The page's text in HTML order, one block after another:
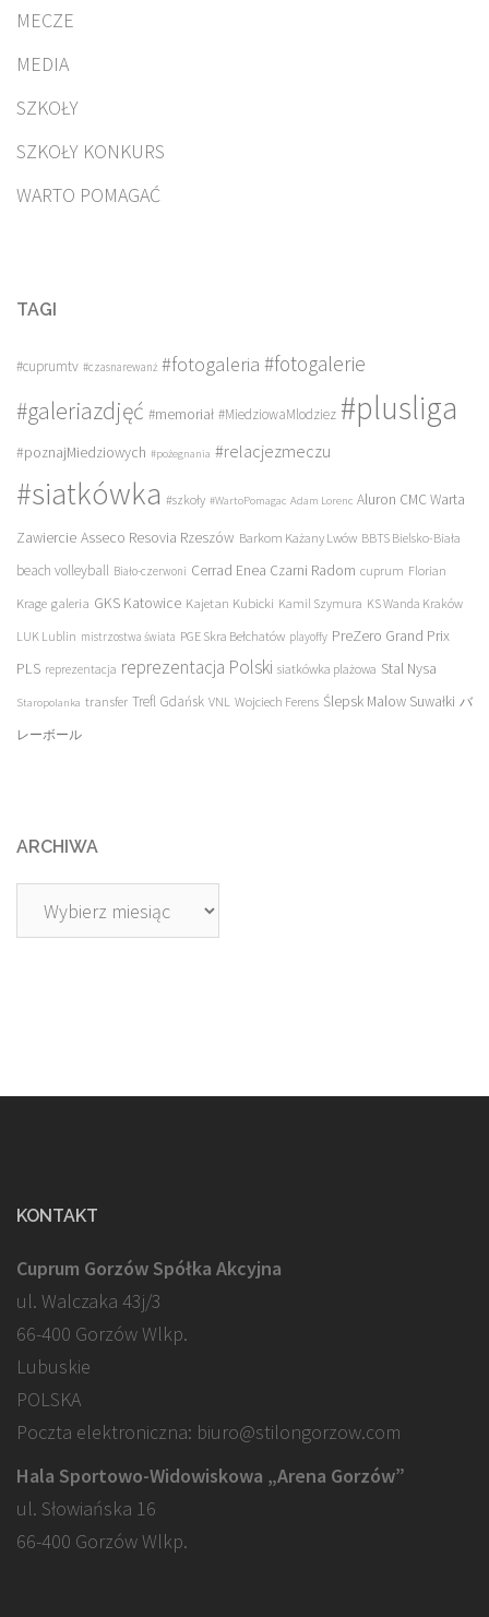
MECZE
MEDIA
SZKOŁY
SZKOŁY KONKURS
WARTO POMAGAĆ
TAGI
#cuprumtv #czasnarewanż #fotogaleria #fotogalerie
#galeriazdjęć #memoriał #MiedziowaMlodziez #plusliga
#poznajMiedziowych #pożegnania #relacjezmeczu
#siatkówka #szkoły #WartoPomagac Adam Lorenc Aluron CMC Warta
Zawiercie Asseco Resovia Rzeszów Barkom Każany Lwów BBTS Bielsko-Biała
beach volleyball Biało-czerwoni Cerrad Enea Czarni Radom cuprum Florian
Krage galeria GKS Katowice Kajetan Kubicki Kamil Szymura KS Wanda Kraków
LUK Lublin mistrzostwa świata PGE Skra Bełchatów playoffy PreZero Grand Prix
PLS reprezentacja reprezentacja Polski siatkówka plażowa Stal Nysa
Staropolanka transfer Trefl Gdańsk VNL Wojciech Ferens Ślepsk Malow Suwałki バ
レーボール
ARCHIWA
Archiwa
KONTAKT
Cuprum Gorzów Spółka Akcyjna
ul. Walczaka 43j/3
66-400 Gorzów Wlkp.
Lubuskie
POLSKA
Poczta elektroniczna: biuro@stilongorzow.com
Hala Sportowo-Widowiskowa „Arena Gorzów”
ul. Słowiańska 16
66-400 Gorzów Wlkp.